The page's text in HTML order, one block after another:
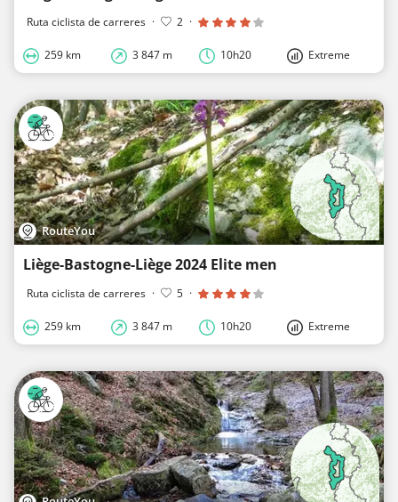
Ruta ciclista de carreres · 2 ·
259 km 3 847 m 10h20 Extreme
RouteYou
Liège-Bastogne-Liège 2024 Elite men
Ruta ciclista de carreres · 5 ·
259 km 3 847 m 10h20 Extreme